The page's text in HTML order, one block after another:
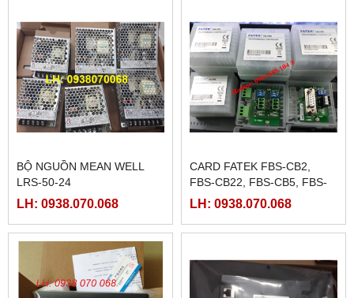
BỘ NGUỒN MEAN WELL
LRS-50-24
LH: 0938.070.068
CARD FATEK FBS-CB2,
FBS-CB22, FBS-CB5, FBS-
CB25, FBS-CB55
LH: 0938.070.068